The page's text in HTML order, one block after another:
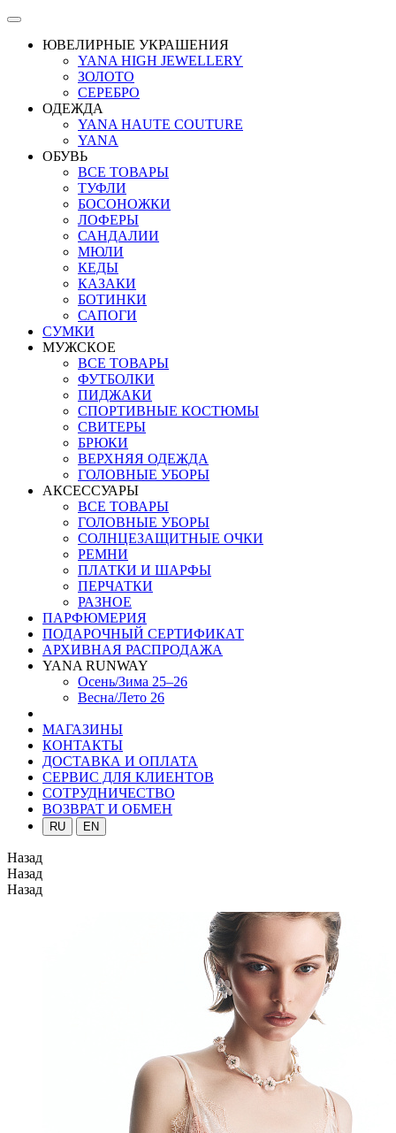
ЮВЕЛИРНЫЕ УКРАШЕНИЯ
YANA HIGH JEWELLERY
ЗОЛОТО
СЕРЕБРО
ОДЕЖДА
YANA HAUTE COUTURE
YANA
ОБУВЬ
ВСЕ ТОВАРЫ
ТУФЛИ
БОСОНОЖКИ
ЛОФЕРЫ
САНДАЛИИ
МЮЛИ
КЕДЫ
КАЗАКИ
БОТИНКИ
САПОГИ
СУМКИ
МУЖСКОЕ
ВСЕ ТОВАРЫ
ФУТБОЛКИ
ПИДЖАКИ
СПОРТИВНЫЕ КОСТЮМЫ
СВИТЕРЫ
БРЮКИ
ВЕРХНЯЯ ОДЕЖДА
ГОЛОВНЫЕ УБОРЫ
АКСЕССУАРЫ
ВСЕ ТОВАРЫ
ГОЛОВНЫЕ УБОРЫ
СОЛНЦЕЗАЩИТНЫЕ ОЧКИ
РЕМНИ
ПЛАТКИ И ШАРФЫ
ПЕРЧАТКИ
РАЗНОЕ
ПАРФЮМЕРИЯ
ПОДАРОЧНЫЙ СЕРТИФИКАТ
АРХИВНАЯ РАСПРОДАЖА
YANA RUNWAY
Осень/Зима 25–26
Весна/Лето 26
МАГАЗИНЫ
КОНТАКТЫ
ДОСТАВКА И ОПЛАТА
СЕРВИС ДЛЯ КЛИЕНТОВ
СОТРУДНИЧЕСТВО
ВОЗВРАТ И ОБМЕН
RU EN
Назад
Назад
Назад